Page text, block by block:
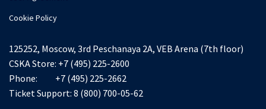
Cookie Policy
125252, Moscow, 3rd Peschanaya 2A, VEB Arena (7th floor)
CSKA Store: +7 (495) 225-2600
Phone:
+7 (495) 225-2662
Ticket Support: 8 (800) 700-05-62